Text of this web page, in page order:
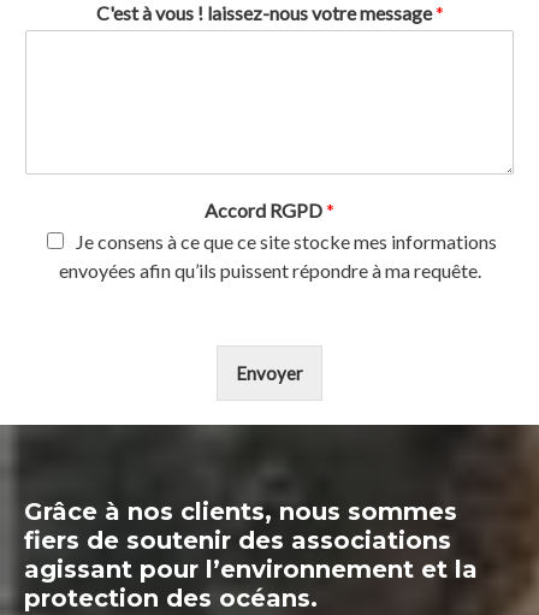
C'est à vous ! laissez-nous votre message*
Accord RGPD*
Je consens à ce que ce site stocke mes informations
envoyées afin qu’ils puissent répondre à ma requête.
Envoyer
Grâce à nos clients, nous sommes
fiers de soutenir des associations
agissant pour l’environnement et la
protection des océans.